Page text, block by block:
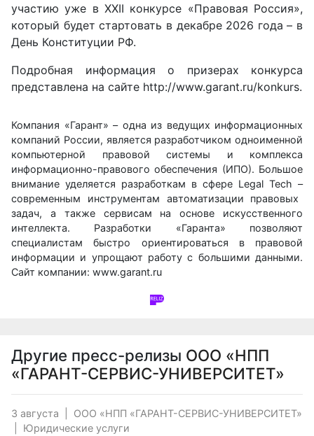
участию уже в ХХII конкурсе «Правовая Россия»,
который будет стартовать в декабре 2026 года – в
День Конституции РФ.
Подробная информация о призерах конкурса
представлена на сайте http://www.garant.ru/konkurs.
Компания «Гарант» – одна из ведущих информационных
компаний России, является разработчиком одноименной
компьютерной правовой системы и комплекса
информационно-правового обеспечения (ИПО). Большое
внимание уделяется разработкам в сфере Legal Tech –
современным инструментам автоматизации правовых
задач, а также сервисам на основе искусственного
интеллекта. Разработки «Гаранта» позволяют
специалистам быстро ориентироваться в правовой
информации и упрощают работу с большими данными.
Сайт компании: www.garant.ru
Другие пресс-релизы ООО «НПП
«ГАРАНТ-СЕРВИС-УНИВЕРСИТЕТ»
3 августа
ООО «НПП «ГАРАНТ-СЕРВИС-УНИВЕРСИТЕТ»
Юридические услуги